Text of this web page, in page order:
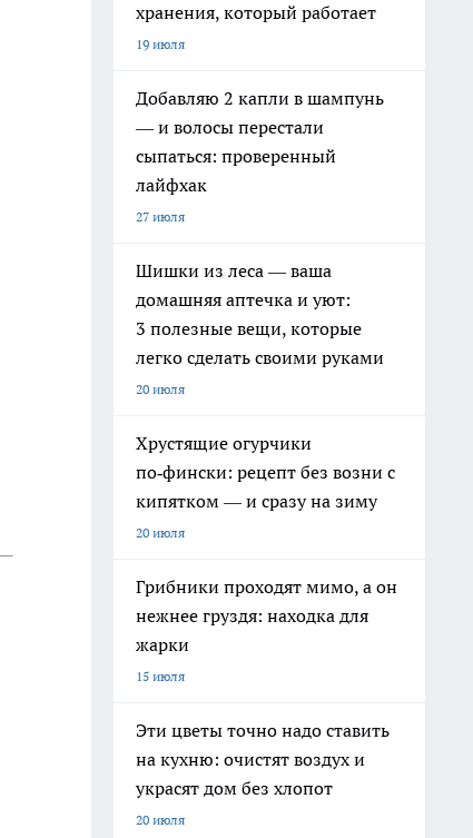
хранения, который работает
19 июля
Добавляю 2 капли в шампунь
— и волосы перестали
сыпаться: проверенный
лайфхак
27 июля
Шишки из леса — ваша
домашняя аптечка и уют:
3 полезные вещи, которые
легко сделать своими руками
20 июля
Хрустящие огурчики
по‑фински: рецепт без возни с
кипятком — и сразу на зиму
20 июля
Грибники проходят мимо, а он
нежнее груздя: находка для
жарки
15 июля
Эти цветы точно надо ставить
на кухню: очистят воздух и
украсят дом без хлопот
20 июля